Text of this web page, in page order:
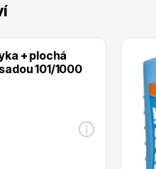
+ plochá
101/1000